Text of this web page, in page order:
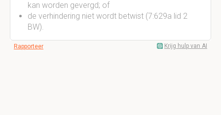
kan worden gevergd; of
de verhindering niet wordt betwist (7:629a lid 2
BW).
Rapporteer Krijg hulp van AI